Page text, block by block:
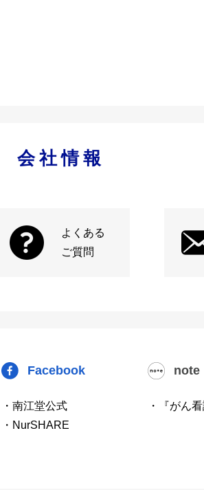
会社情報
よくある
ご質問
Facebook
・南江堂公式
・NurSHARE
note
・『がん